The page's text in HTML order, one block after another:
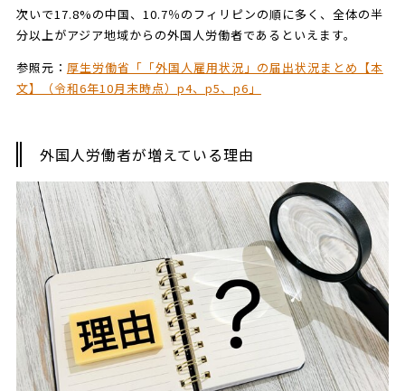
次いで17.8%の中国、10.7％のフィリピンの順に多く、全体の半
分以上がアジア地域からの外国人労働者であるといえます。
参照元： 厚生労働省「「外国人雇用状況」の届出状況まとめ【本
文】（令和6年10月末時点）p4、p5、p6」
外国人労働者が増えている理由